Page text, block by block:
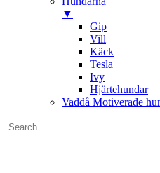
▼
Gip
Vill
Käck
Tesla
Ivy
Hjärtehundar
Vaddå Motiverade